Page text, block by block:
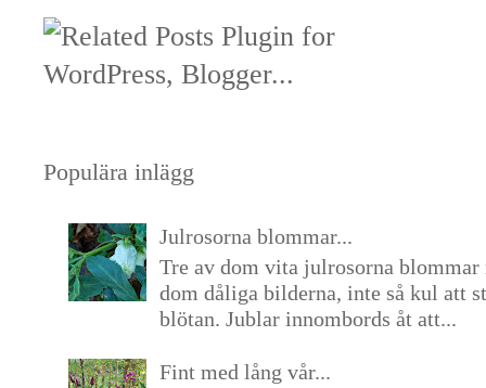
Populära inlägg
Julrosorna blommar...
Tre av dom vita julrosorna blommar
dom dåliga bilderna, inte så kul att
blötan. Jublar innombords åt att...
Fint med lång vår...